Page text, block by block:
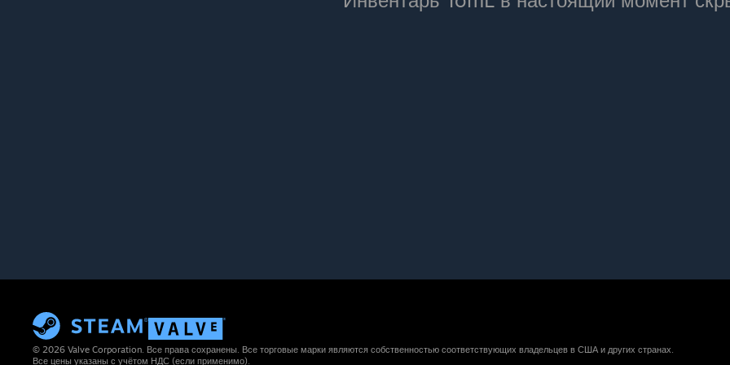
© 2026 Valve Corporation. Все права сохранены. Все торговые марки являются собственностью соответствующих владельцев в США и других странах.
Все цены указаны с учётом НДС (если применимо).